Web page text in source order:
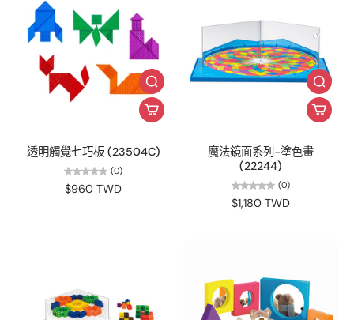
透明觸覺七巧板 (23504C)
(0)
$960 TWD
魔法鏡面系列-塗色畫
(22244)
(0)
$1,180 TWD